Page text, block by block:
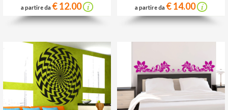
a partire da € 12.00 a partire da € 14.00